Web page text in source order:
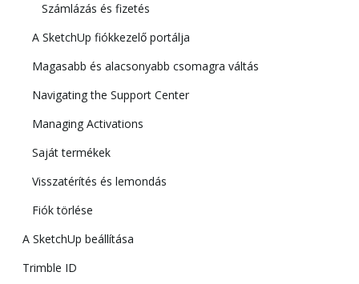
Számlázás és fizetés
A SketchUp fiókkezelő portálja
Magasabb és alacsonyabb csomagra váltás
Navigating the Support Center
Managing Activations
Saját termékek
Visszatérítés és lemondás
Fiók törlése
A SketchUp beállítása
Trimble ID